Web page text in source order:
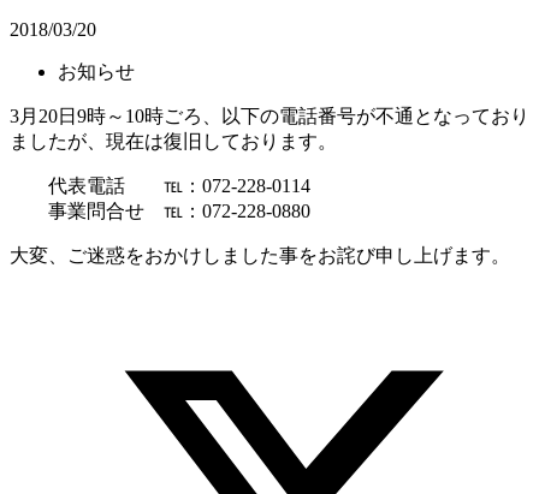
2018/03/20
お知らせ
3月20日9時～10時ごろ、以下の電話番号が不通となっており
ましたが、現在は復旧しております。
代表電話 ℡：072-228-0114
事業問合せ ℡：072-228-0880
大変、ご迷惑をおかけしました事をお詫び申し上げます。